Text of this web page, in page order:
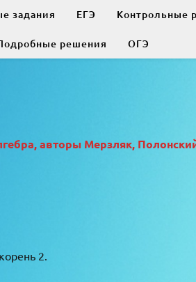
задания ЕГЭ Контрольные
решения ОГЭ
авторы Мерзляк,
2.